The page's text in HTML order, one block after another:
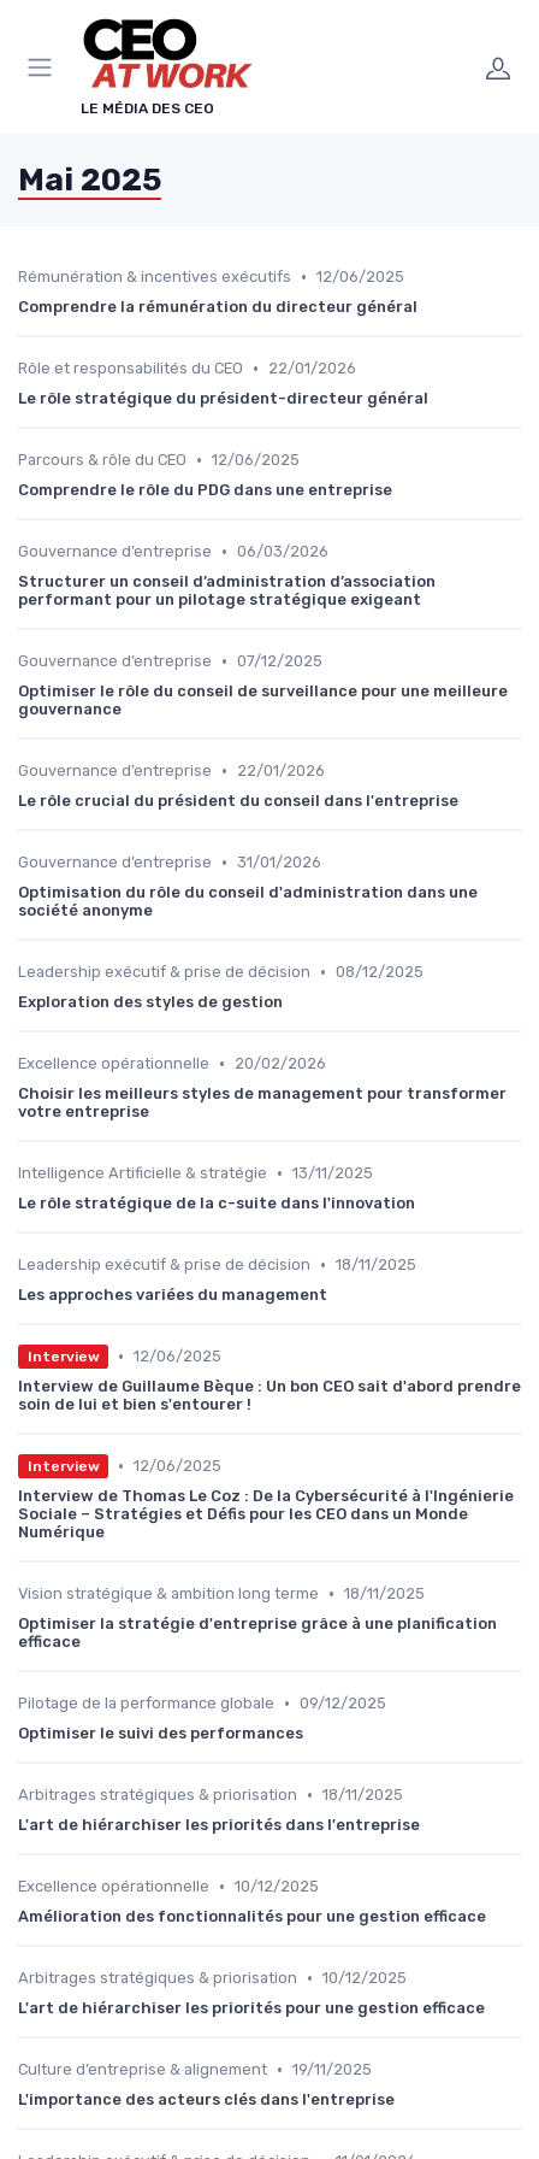
LE MÉDIA DES CEO
Mai 2025
Rémunération & incentives exécutifs • 12/06/2025
Comprendre la rémunération du directeur général
Rôle et responsabilités du CEO •
22/01/2026
Le rôle stratégique du président-directeur général
Parcours & rôle du CEO • 12/06/2025
Comprendre le rôle du PDG dans une entreprise
Gouvernance d’entreprise • 06/03/2026
Structurer un conseil d’administration d’association
performant pour un pilotage stratégique exigeant
Gouvernance d’entreprise • 07/12/2025
Optimiser le rôle du conseil de surveillance pour une meilleure
gouvernance
Gouvernance d’entreprise •
22/01/2026
Le rôle crucial du président du conseil dans l'entreprise
Gouvernance d’entreprise • 31/01/2026
Optimisation du rôle du conseil d'administration dans une
société anonyme
Leadership exécutif & prise de décision • 08/12/2025
Exploration des styles de gestion
Excellence opérationnelle •
20/02/2026
Choisir les meilleurs styles de management pour transformer
votre entreprise
Intelligence Artificielle & stratégie • 13/11/2025
Le rôle stratégique de la c-suite dans l'innovation
Leadership exécutif & prise de décision • 18/11/2025
Les approches variées du management
Interview • 12/06/2025
Interview de Guillaume Bèque : Un bon CEO sait d'abord prendre
soin de lui et bien s'entourer !
Interview • 12/06/2025
Interview de Thomas Le Coz : De la Cybersécurité à l'Ingénierie
Sociale – Stratégies et Défis pour les CEO dans un Monde
Numérique
Vision stratégique & ambition long terme • 18/11/2025
Optimiser la stratégie d'entreprise grâce à une planification
efficace
Pilotage de la performance globale • 09/12/2025
Optimiser le suivi des performances
Arbitrages stratégiques & priorisation • 18/11/2025
L'art de hiérarchiser les priorités dans l'entreprise
Excellence opérationnelle • 10/12/2025
Amélioration des fonctionnalités pour une gestion efficace
Arbitrages stratégiques & priorisation • 10/12/2025
L'art de hiérarchiser les priorités pour une gestion efficace
Culture d’entreprise & alignement • 19/11/2025
L'importance des acteurs clés dans l'entreprise
Panneau de gestion des cookies